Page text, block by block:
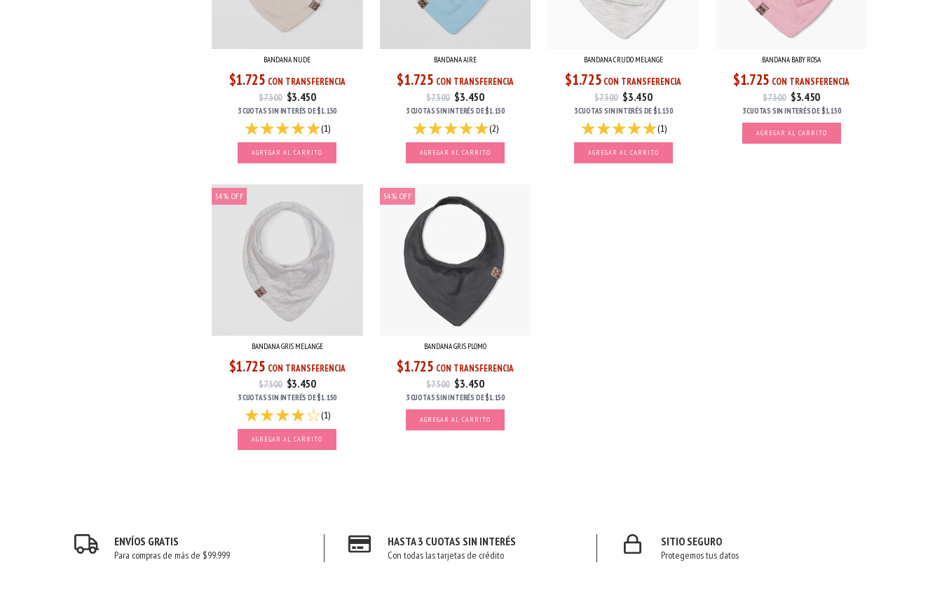
BANDANA NUDE
$1.725 CON TRANSFERENCIA
$7.500 $3.450
3 CUOTASSIN INTERÉS DE$1.150
(1)
BANDANA AIRE
$1.725 CON TRANSFERENCIA
$7.500 $3.450
3 CUOTASSIN INTERÉS DE$1.150
(2)
BANDANA CRUDO MELANGE
$1.725 CON TRANSFERENCIA
$7.500 $3.450
3 CUOTAS SIN INTERÉS DE$1.150
(1)
BANDANA BABY ROSA
$1.725 CON TRANSFERENCIA
$7.500 $3.450
3 CUOTAS SIN INTERÉSDE$1.150
54% OFF
BANDANA GRIS MELANGE
$1.725 CON TRANSFERENCIA
$7.500 $3.450
3 CUOTASSIN INTERÉS DE$1.150
(1)
54% OFF
BANDANA GRIS PLOMO
$1.725 CON TRANSFERENCIA
$7.500 $3.450
3 CUOTASSIN INTERÉS DE$1.150
ENVÍOS GRATIS
Para compras de más de $99.999
HASTA 3 CUOTAS SIN INTERÉS
Con todas las tarjetas de crédito
SITIO SEGURO
Protegemos tus datos